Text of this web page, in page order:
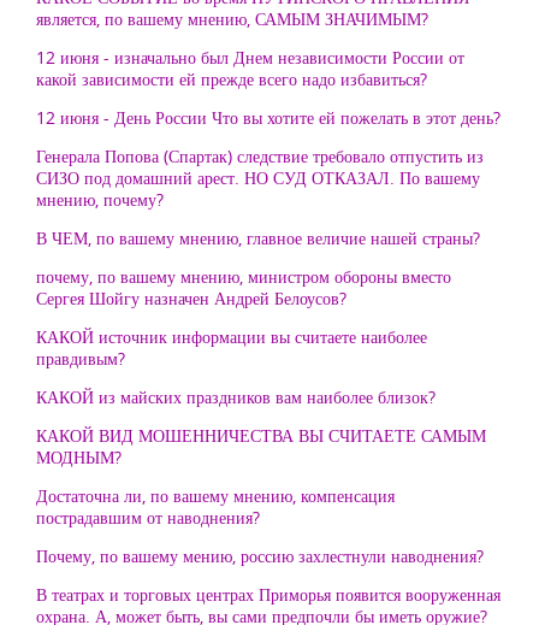
является, по вашему мнению, САМЫМ ЗНАЧИМЫМ?
12 июня - изначально был Днем независимости России от
какой зависимости ей прежде всего надо избавиться?
12 июня - День России Что вы хотите ей пожелать в этот день?
Генерала Попова (Спартак) следствие требовало отпустить из
СИЗО под домашний арест. НО СУД ОТКАЗАЛ. По вашему
мнению, почему?
В ЧЕМ, по вашему мнению, главное величие нашей страны?
почему, по вашему мнению, министром обороны вместо
Сергея Шойгу назначен Андрей Белоусов?
КАКОЙ источник информации вы считаете наиболее
правдивым?
КАКОЙ из майских праздников вам наиболее близок?
КАКОЙ ВИД МОШЕННИЧЕСТВА ВЫ СЧИТАЕТЕ САМЫМ
МОДНЫМ?
Достаточна ли, по вашему мнению, компенсация
пострадавшим от наводнения?
Почему, по вашему мению, россию захлестнули наводнения?
В театрах и торговых центрах Приморья появится вооруженная
охрана. А, может быть, вы сами предпочли бы иметь оружие?